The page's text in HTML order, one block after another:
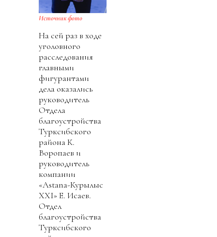
Источник фото
На сей раз в ходе
уголовного
расследования
главными
фигурантами
дела оказались
руководитель
Отдела
благоустройства
Турксибского
района К.
Воропаев и
руководитель
компании
«Аstana-Курылыс
ХХI» Е. Исаев.
Отдел
благоустройства
Турксибского